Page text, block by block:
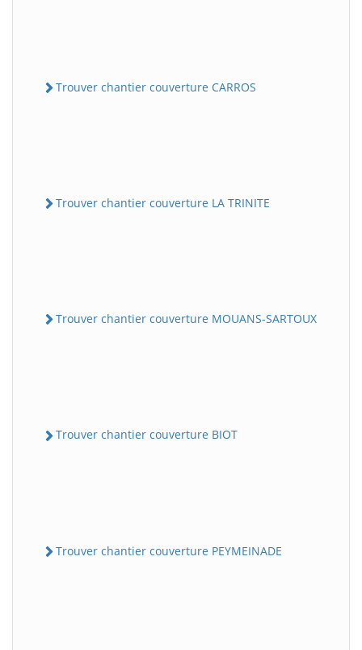
Trouver chantier couverture CARROS
Trouver chantier couverture LA TRINITE
Trouver chantier couverture MOUANS-SARTOUX
Trouver chantier couverture BIOT
Trouver chantier couverture PEYMEINADE